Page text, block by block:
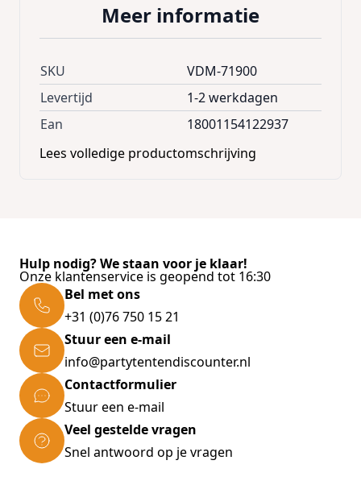
Meng nat en droog echter niet door elkaar.
Geef ze in plaats daarvan op verschillende
Inhoud:
Meer informatie
SKU
VDM-71900
Levertijd
1-2 werkdagen
Ean
18001154122937
Lees volledige productomschrijving
Hulp nodig? We staan voor je klaar!
Onze klantenservice is geopend tot 16:30
Bel met ons
+31 (0)76 750 15 21
Stuur een e-mail
info@partytentendiscounter.nl
Contactformulier
Stuur een e-mail
Veel gestelde vragen
Snel antwoord op je vragen